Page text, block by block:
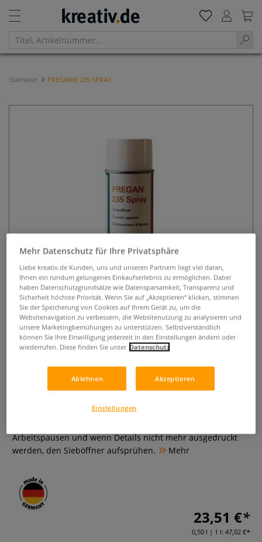
Startseite PREGAN® 235 SPRAY
PREGAN® 235 SPRAY
0 Bewertungen
Sieböffner zum Anlösen eingetrockneter Siebdruckfarbe
Arbeitspausen und wenn Details nicht mehr ausgedruckt
werden, den Sieböffner aufsprühen.
Mehr
23,51 €
0,50 l | 1 l: 47,02 €
Mehr Datenschutz für Ihre Privatsphäre
Liebe kreativ.de Kunden, uns und unseren Partnern liegt viel daran,
Ihnen ein rundum gelungenes Einkaufserlebnis zu ermöglichen. Dabei
haben Datenschutzgrundsätze wie Datensparsamkeit, Transparenz und
Sicherheit höchste Priorität. Wenn Sie auf „Akzeptieren“ klicken, stimmen
Sie der Speicherung von Cookies auf Ihrem Gerät zu, um die
Websitenavigation zu verbessern, die Websitenutzung zu analysieren und
unsere Marketingbemühungen zu unterstützen. Selbstverständlich
können Sie Ihre Einwilligung jederzeit in den Einstellungen ändern oder
wiederrufen. Diese finden Sie unter Datenschutz
Ablehnen Akzeptieren
Einstellungen